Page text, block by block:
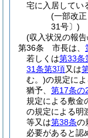
宅に入居してい
(一部改
31号〕)
(収入状況の報
第36条
市長は、
若しくは第33条
31条第3項又は
む。)の規定に
猶予、 第17条の
規定による敷金
の規定による明
等又は第38条の
必要があると認